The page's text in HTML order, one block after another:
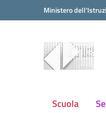
Vai ai contenuti
Vai al menu di navigazione
Ministero
Scuola